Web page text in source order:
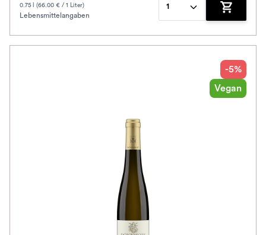
0.75 l (66.00 € / 1 Liter)
Lebensmittelangaben
1
Zum
-5%
Vegan